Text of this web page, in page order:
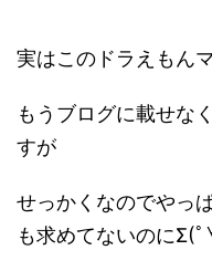
実はこのドラえもん
もうブログに載せな
すが
せっかくなのでやっ
も求めてないのにΣ(